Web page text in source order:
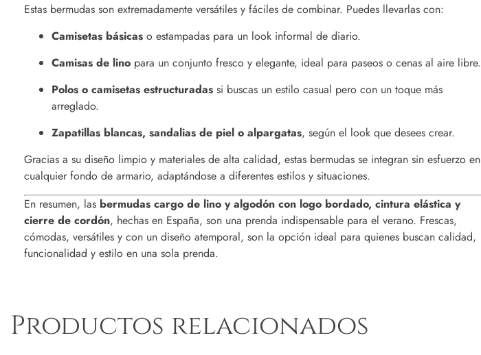
Estas bermudas son extremadamente versátiles y fáciles de combinar. Puedes llevarlas con:
Camisetas básicas o estampadas para un look informal de diario.
Camisas de lino para un conjunto fresco y elegante, ideal para paseos o cenas al aire libre.
Polos o camisetas estructuradas si buscas un estilo casual pero con un toque más
arreglado.
Zapatillas blancas, sandalias de piel o alpargatas, según el look que desees crear.
Gracias a su diseño limpio y materiales de alta calidad, estas bermudas se integran sin esfuerzo en
cualquier fondo de armario, adaptándose a diferentes estilos y situaciones.
En resumen, las bermudas cargo de lino y algodón con logo bordado, cintura elástica y
cierre de cordón, hechas en España, son una prenda indispensable para el verano. Frescas,
cómodas, versátiles y con un diseño atemporal, son la opción ideal para quienes buscan calidad,
funcionalidad y estilo en una sola prenda.
Productos relacionados